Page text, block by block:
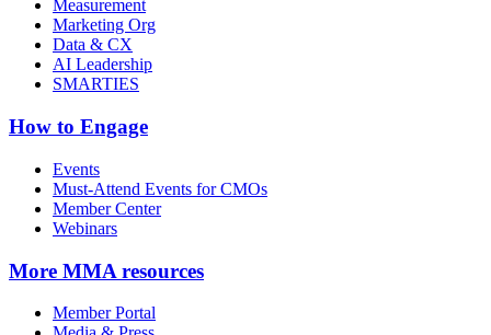
Measurement
Marketing Org
Data & CX
AI Leadership
SMARTIES
How to Engage
Events
Must-Attend Events for CMOs
Member Center
Webinars
More MMA resources
Member Portal